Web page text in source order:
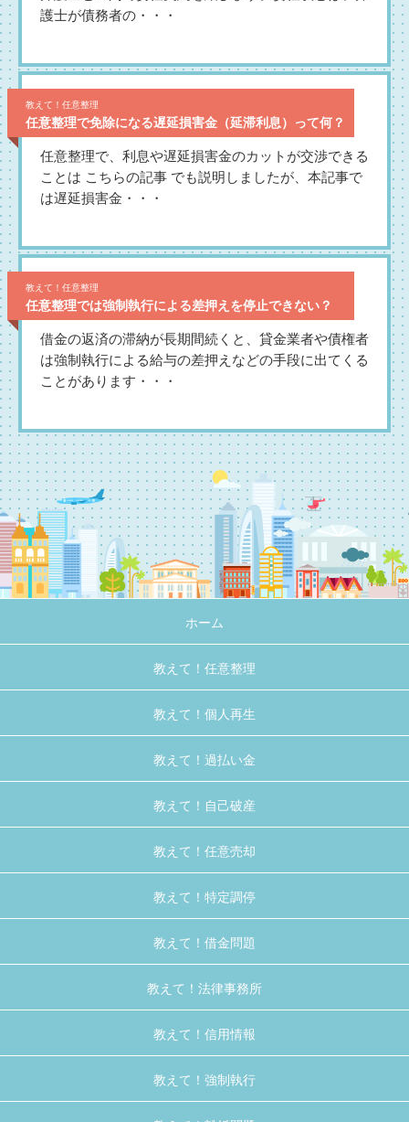
護士が債務者の・・・
教えて！任意整理
任意整理で免除になる遅延損害金（延滞利息）って何？
任意整理で、利息や遅延損害金のカットが交渉できる
ことは こちらの記事 でも説明しましたが、本記事で
は遅延損害金・・・
教えて！任意整理
任意整理では強制執行による差押えを停止できない？
借金の返済の滞納が長期間続くと、貸金業者や債権者
は強制執行による給与の差押えなどの手段に出てくる
ことがあります・・・
ホーム
教えて！任意整理
教えて！個人再生
教えて！過払い金
教えて！自己破産
教えて！任意売却
教えて！特定調停
教えて！借金問題
教えて！法律事務所
教えて！信用情報
教えて！強制執行